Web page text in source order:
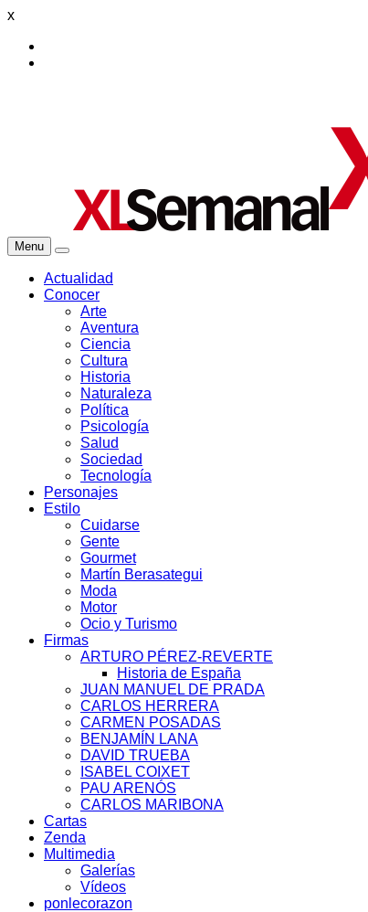
x
Menu
Actualidad
Conocer
Arte
Aventura
Ciencia
Cultura
Historia
Naturaleza
Política
Psicología
Salud
Sociedad
Tecnología
Personajes
Estilo
Cuidarse
Gente
Gourmet
Martín Berasategui
Moda
Motor
Ocio y Turismo
Firmas
ARTURO PÉREZ-REVERTE
Historia de España
JUAN MANUEL DE PRADA
CARLOS HERRERA
CARMEN POSADAS
BENJAMÍN LANA
DAVID TRUEBA
ISABEL COIXET
PAU ARENÓS
CARLOS MARIBONA
Cartas
Zenda
Multimedia
Galerías
Vídeos
ponlecorazon